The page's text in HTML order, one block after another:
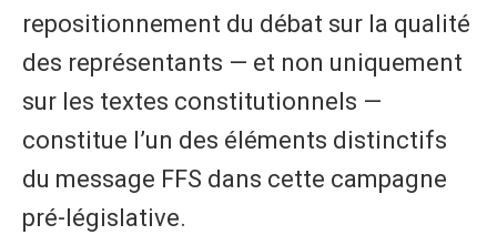
repositionnement du débat sur la qualité
des représentants — et non uniquement
sur les textes constitutionnels —
constitue l’un des éléments distinctifs
du message FFS dans cette campagne
pré-législative.